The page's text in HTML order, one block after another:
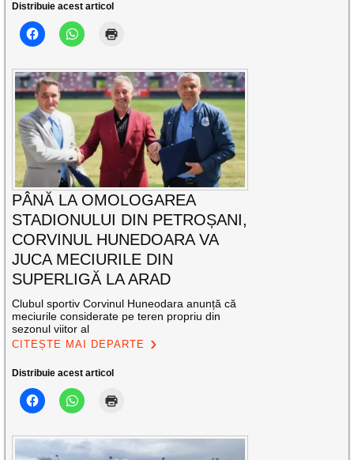
Distribuie acest articol
PÂNĂ LA OMOLOGAREA
STADIONULUI DIN PETROȘANI,
CORVINUL HUNEDOARA VA
JUCA MECIURILE DIN
SUPERLIGĂ LA ARAD
Clubul sportiv Corvinul Huneodara anunță că
meciurile considerate pe teren propriu din
sezonul viitor al
CITEȘTE MAI DEPARTE
Distribuie acest articol